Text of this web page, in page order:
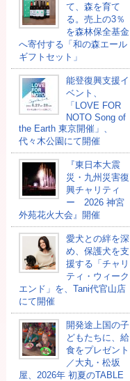
て、森を育て
る。売上の3％
を森林保全基金
へ寄付する「和の森エール
ギフトセット」
能登復興支援イ
ベント、
「LOVE FOR
NOTO Song of
the Earth 東京開催」、
代々木公園にて開催
『東日本大震
災・九州災害復
興チャリティ
ー 2026 神宮
外苑花火大会』開催
愛犬との絆を深
め、保護犬を支
援する「チャリ
ティ・ウィーク
エンド」を、Tani代官山店
にて開催
開発途上国の⼦
どもたちに、給
⾷をプレゼント
／大丸・松坂
屋、2026年 初夏のTABLE